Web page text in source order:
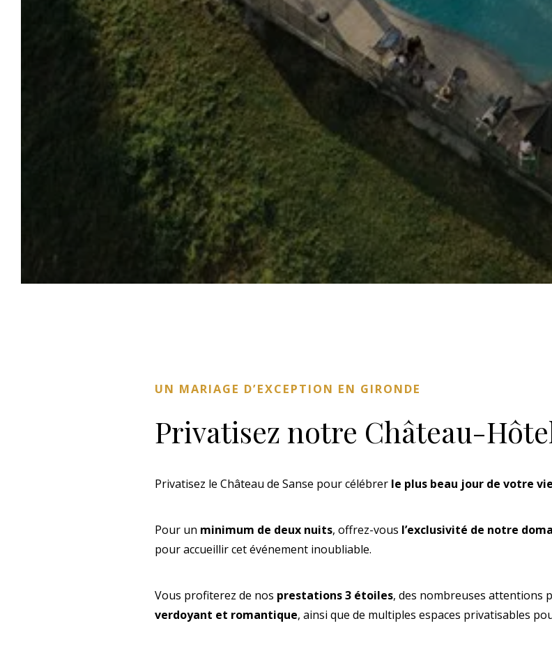
UN MARIAGE D’EXCEPTION EN GIRONDE
Privatisez notre Château-
Privatisez le Château de Sanse pour célébrer le plus beau jour de votre vie
Pour un minimum de deux nuits, offrez-vous l’exclusivité de notre
pour accueillir cet événement inoubliable.
Vous profiterez de nos prestations 3 étoiles, des nombreuses attentions
verdoyant et romantique, ainsi que de multiples espaces privatisables